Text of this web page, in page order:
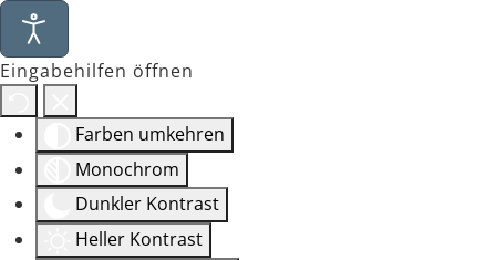
Eingabehilfen öffnen
Farben umkehren
Monochrom
Dunkler Kontrast
Heller Kontrast